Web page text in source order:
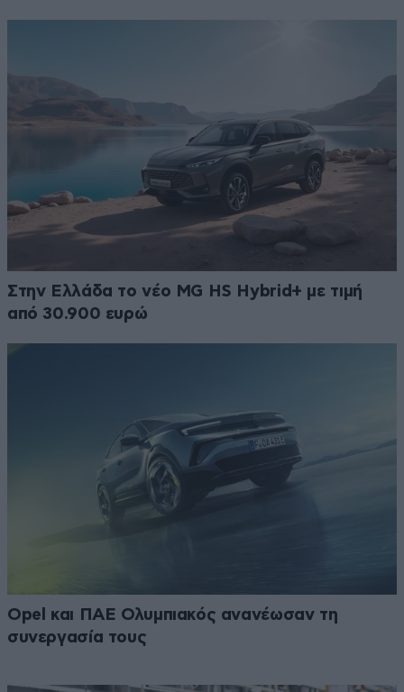
Στην Ελλάδα το νέο MG HS Hybrid+ με τιμή
από 30.900 ευρώ
Opel και ΠΑΕ Ολυμπιακός ανανέωσαν τη
συνεργασία τους